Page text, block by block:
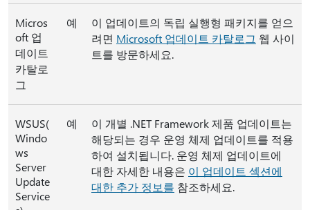
Micros
oft 업
데이트
카탈로
그
예
이 업데이트의 독립 실행형 패키지를 얻으
려면 Microsoft 업데이트 카탈로그 웹 사이
트를 방문하세요.
WSUS(
Windo
ws
Server
Update
Service
예
이 개별 .NET Framework 제품 업데이트는
해당되는 경우 운영 체제 업데이트를 적용
하여 설치됩니다. 운영 체제 업데이트에
대한 자세한 내용은 이 업데이트 섹션에
대한 추가 정보를 참조하세요.